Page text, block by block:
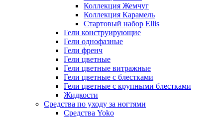
Коллекция Жемчуг
Коллекция Карамель
Стартовый набор Ellis
Гели конструирующие
Гели однофазные
Гели френч
Гели цветные
Гели цветные витражные
Гели цветные с блестками
Гели цветные с крупными блестками
Жидкости
Средства по уходу за ногтями
Средства Yoko